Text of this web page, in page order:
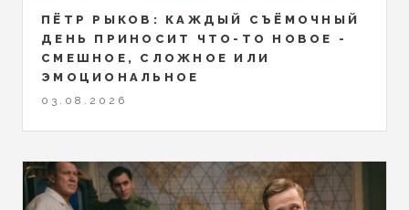
ПЁТР РЫКОВ: КАЖДЫЙ СЪЁМОЧНЫЙ
ДЕНЬ ПРИНОСИТ ЧТО-ТО НОВОЕ -
СМЕШНОЕ, СЛОЖНОЕ ИЛИ
ЭМОЦИОНАЛЬНОЕ
03.08.2026